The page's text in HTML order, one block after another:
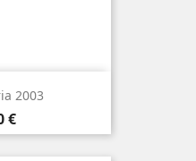
2003
€